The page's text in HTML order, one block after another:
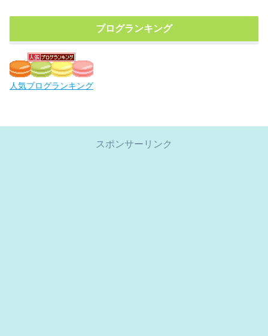
ブログランキング
人気ブログランキング
スポンサーリンク